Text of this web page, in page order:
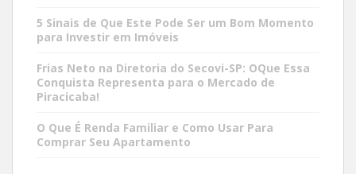
5 Sinais de Que Este Pode Ser um Bom Momento
para Investir em Imóveis
Frias Neto na Diretoria do Secovi-SP: OQue Essa
Conquista Representa para o Mercado de
Piracicaba!
O Que É Renda Familiar e Como Usar Para
Comprar Seu Apartamento